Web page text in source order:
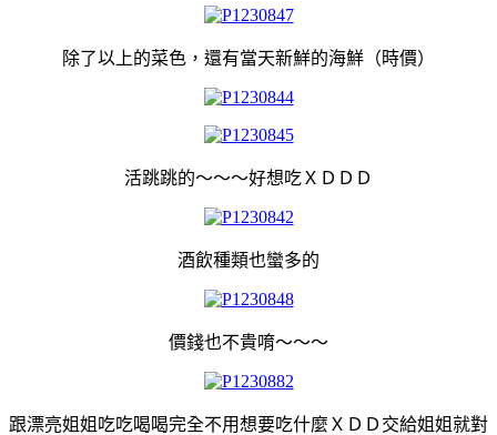
除了以上的菜色，還有當天新鮮的海鮮（時價）
活跳跳的～～～好想吃ＸＤＤＤ
酒飲種類也蠻多的
價錢也不貴唷～～～
跟漂亮姐姐吃吃喝喝完全不用想要吃什麼ＸＤＤ交給姐姐就對